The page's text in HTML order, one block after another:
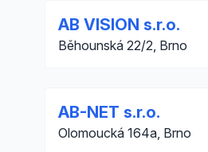
AB VISION s.r.o.
Běhounská 22/2, Brno
AB-NET s.r.o.
Olomoucká 164a, Brno